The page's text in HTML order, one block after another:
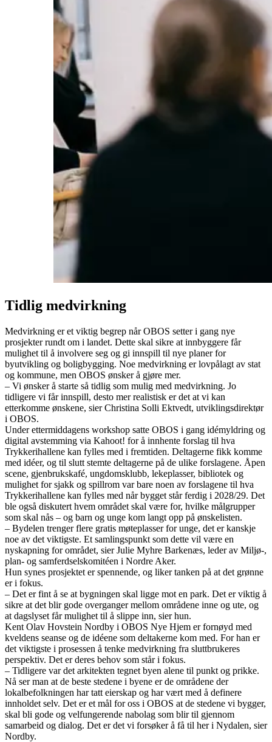
Tidlig medvirkning
Medvirkning er et viktig begrep når OBOS setter i gang nye
prosjekter rundt om i landet. Dette skal sikre at innbyggere får
mulighet til å involvere seg og gi innspill til nye planer for
byutvikling og boligbygging. Noe medvirkning er lovpålagt av stat
og kommune, men OBOS ønsker å gjøre mer.
– Vi ønsker å starte så tidlig som mulig med medvirkning. Jo
tidligere vi får innspill, desto mer realistisk er det at vi kan
etterkomme ønskene, sier Christina Solli Ektvedt, utviklingsdirektør
i OBOS.
Under ettermiddagens workshop satte OBOS i gang idémyldring og
digital avstemming via Kahoot! for å innhente forslag til hva
Trykkerihallene kan fylles med i fremtiden. Deltagerne fikk komme
med idéer, og til slutt stemte deltagerne på de ulike forslagene. Åpen
scene, gjenbrukskafé, ungdomsklubb, lekeplasser, bibliotek og
mulighet for sjakk og spillrom var bare noen av forslagene til hva
Trykkerihallene kan fylles med når bygget står ferdig i 2028/29. Det
ble også diskutert hvem området skal være for, hvilke målgrupper
som skal nås – og barn og unge kom langt opp på ønskelisten.
– Bydelen trenger flere gratis møteplasser for unge, det er kanskje
noe av det viktigste. Et samlingspunkt som dette vil være en
nyskapning for området, sier Julie Myhre Barkenæs, leder av Miljø-,
plan- og samferdselskomitéen i Nordre Aker.
Hun synes prosjektet er spennende, og liker tanken på at det grønne
er i fokus.
– Det er fint å se at bygningen skal ligge mot en park. Det er viktig å
sikre at det blir gode overganger mellom områdene inne og ute, og
at dagslyset får mulighet til å slippe inn, sier hun.
Kent Olav Hovstein Nordby i OBOS Nye Hjem er fornøyd med
kveldens seanse og de idéene som deltakerne kom med. For han er
det viktigste i prosessen å tenke medvirkning fra sluttbrukeres
perspektiv. Det er deres behov som står i fokus.
– Tidligere var det arkitekten tegnet byen alene til punkt og prikke.
Nå ser man at de beste stedene i byene er de områdene der
lokalbefolkningen har tatt eierskap og har vært med å definere
innholdet selv. Det er et mål for oss i OBOS at de stedene vi bygger,
skal bli gode og velfungerende nabolag som blir til gjennom
samarbeid og dialog. Det er det vi forsøker å få til her i Nydalen, sier
Nordby.